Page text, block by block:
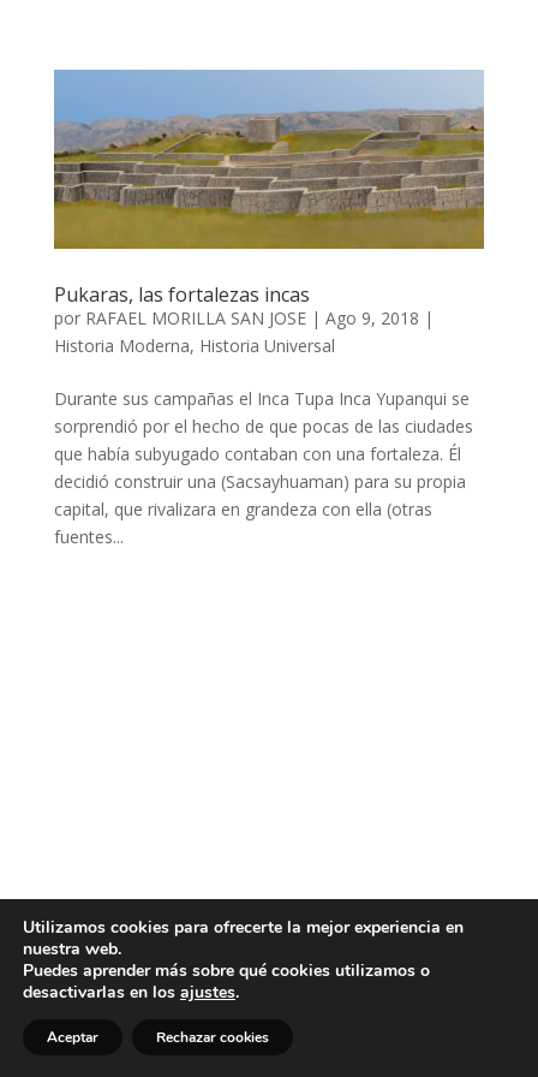
Pukaras, las fortalezas incas
por RAFAEL MORILLA SAN JOSE| Ago 9, 2018 |
Historia Moderna, Historia Universal
Durante sus campañas el Inca Tupa Inca Yupanqui se
sorprendió por el hecho de que pocas de las ciudades
que había subyugado contaban con una fortaleza. Él
decidió construir una (Sacsayhuaman) para su propia
capital, que rivalizara en grandeza con ella (otras
fuentes...
Utilizamos cookies para ofrecerte la mejor experiencia en
nuestra web.
Puedes aprender más sobre qué cookies utilizamos o
desactivarlas en los ajustes.
Aceptar Rechazar cookies